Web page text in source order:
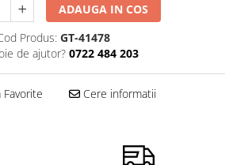
ADAUGA IN COS
Produs: GT-41478
de ajutor? 0722 484 203
Cere informatii